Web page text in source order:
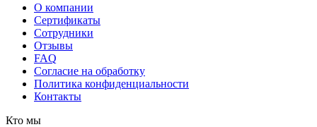
О компании
Сертификаты
Сотрудники
Отзывы
FAQ
Согласие на обработку
Политика конфиденциальности
Контакты
Кто мы